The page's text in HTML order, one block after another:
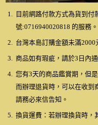
1. 目前網路付款方式為貨到
號:0716940020818 的服務。
2. 台灣本島訂購金額未滿
3. 商品如有瑕疵，請於3日內
4. 您有3天的商品鑑賞期，但
而辦理退貨時，可以在收到
請務必來信告知。
5. 換貨運費：若辦理換貨時，